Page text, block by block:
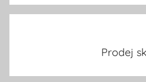
příspěvek
Prodej